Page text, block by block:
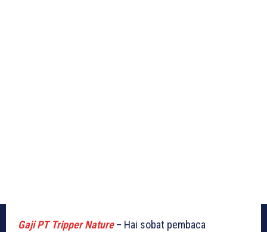
Gaji PT Tripper Nature– Hai sobat pembaca